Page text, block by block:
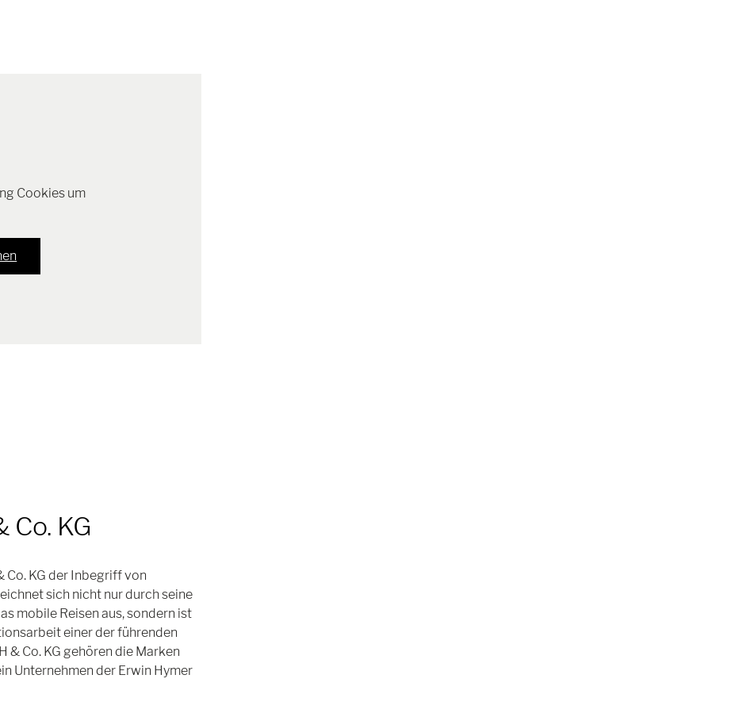
Cookies um
Co. KG
Co. KG der Inbegriff von
sich nicht nur durch seine
mobile Reisen aus, sondern ist
einer der führenden
& Co. KG gehören die Marken
Unternehmen der Erwin Hymer